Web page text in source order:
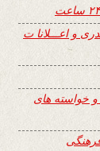
و اعـــلانا ت
و خواسته های